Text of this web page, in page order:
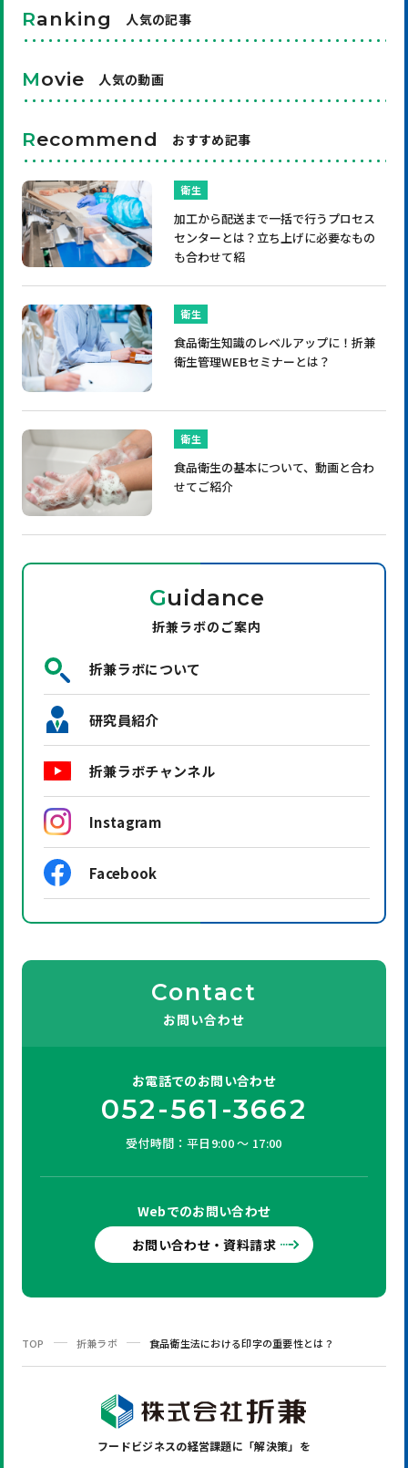
Ranking 人気の記事
Movie 人気の動画
Recommend おすすめ記事
衛生
加工から配送まで一括で行うプロセス
センターとは？立ち上げに必要なもの
も合わせて紹
衛生
食品衛生知識のレベルアップに！折兼
衛生管理WEBセミナーとは？
衛生
食品衛生の基本について、動画と合わ
せてご紹介
Guidance
折兼ラボのご案内
折兼ラボについて
研究員紹介
折兼ラボチャンネル
Instagram
Facebook
Contact
お問い合わせ
お電話でのお問い合わせ
052-561-3662
受付時間：平日9:00 ～ 17:00
Webでのお問い合わせ
お問い合わせ・資料請求
TOP 折兼ラボ 食品衛生法における印字の重要性とは？
フードビジネスの経営課題に「解決策」を